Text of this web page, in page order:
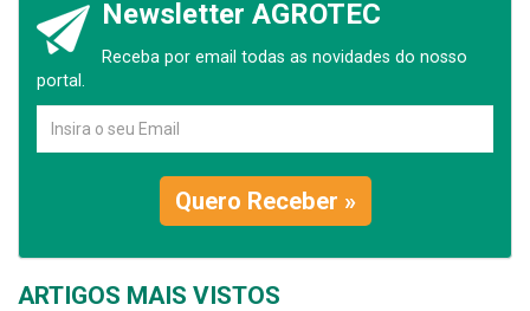
Newsletter AGROTEC
Receba por email todas as novidades do nosso
portal.
Quero Receber »
ARTIGOS MAIS VISTOS